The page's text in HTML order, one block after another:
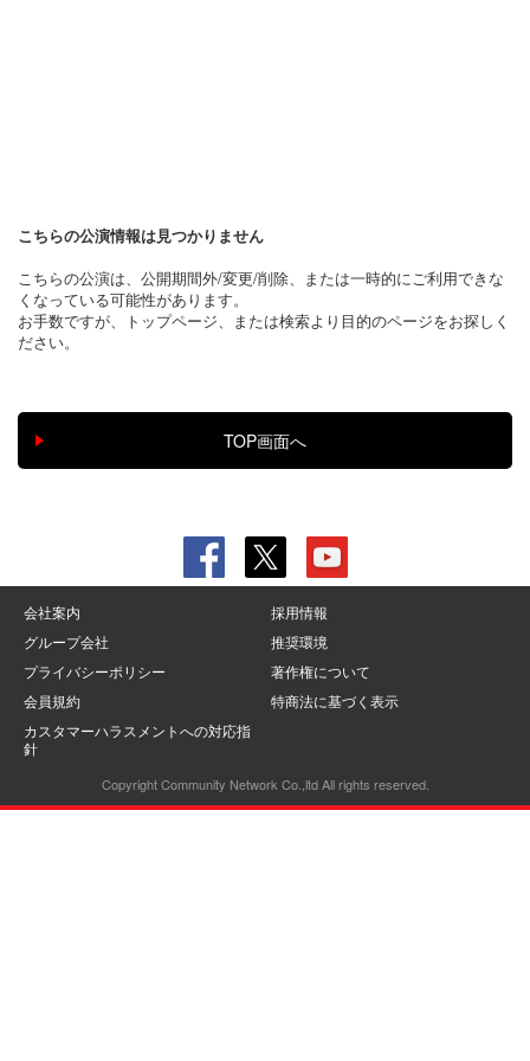
こちらの公演情報は見つかりません
こちらの公演は、公開期間外/変更/削除、または一時的にご利用できな
くなっている可能性があります。
お手数ですが、トップページ、または検索より目的のページをお探しく
ださい。
会社案内
採用情報
グループ会社
推奨環境
プライバシーポリシー
著作権について
会員規約
特商法に基づく表示
カスタマーハラスメントへの対応指
針
Copyright Community Network Co.,ltd All rights reserved.